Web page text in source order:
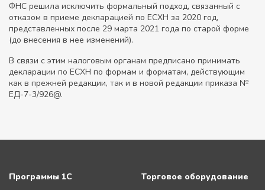
ФНС решила исключить формальный подход, связанный с
отказом в приеме декларацией по ЕСХН за 2020 год,
представленных после 29 марта 2021 года по старой форме
(до внесения в нее изменений).
В связи с этим налоговым органам предписано принимать
декларации по ЕСХН по формам и форматам, действующим
как в прежней редакции, так и в новой редакции приказа №
ЕД-7-3/926@.
Программы 1С Торговое оборудование